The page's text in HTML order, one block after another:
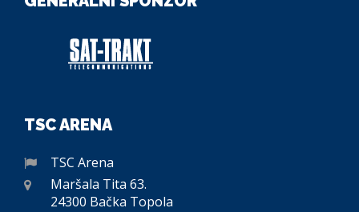
TSC ARENA
TSC Arena
Maršala Tita 63.
24300 Bačka Topola